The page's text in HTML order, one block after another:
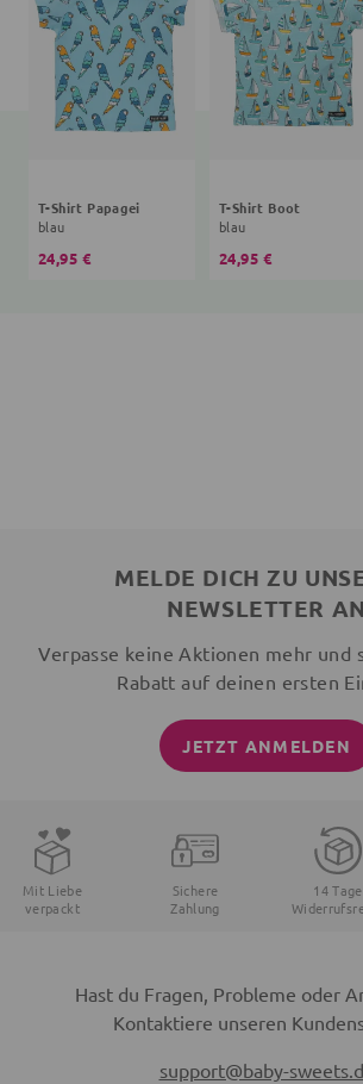
T-Shirt Papagei
blau
24,95 €
T-Shirt Boot
blau
24,95 €
MELDE DICH ZU
NEWSLETTER AN
Verpasse keine Aktionen mehr und
Rabatt auf deinen ersten
JETZT ANMELDEN
Mit Liebe
verpackt
Sichere
Zahlung
14 Tage
Hast du Fragen, Probleme oder
Kontaktiere unseren
support@baby-